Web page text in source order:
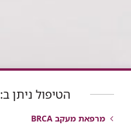
הטיפול ניתן ב:
מרפאת מעקב BRCA